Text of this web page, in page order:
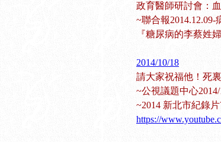
政育醫師研討會：
~聯合報
『糖尿病的李蔡姓
2014/10/18
請大家祝福他！死
~公視議題中心
~2014 新北市紀錄
https://